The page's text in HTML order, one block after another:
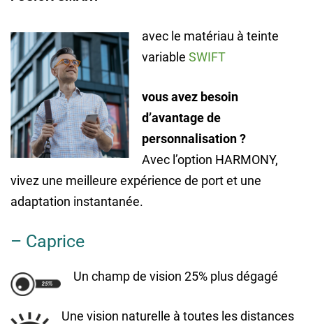
avec le matériau à teinte
variable SWIFT
vous avez besoin
d’avantage de
personnalisation ?
Avec l’option HARMONY,
vivez une meilleure expérience de port et une
adaptation instantanée.
– Caprice
Un champ de vision 25% plus dégagé
Une vision naturelle à toutes les distances